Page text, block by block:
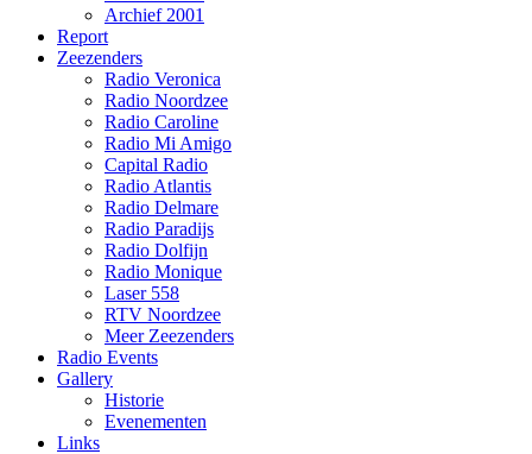
Archief 2001
Report
Zeezenders
Radio Veronica
Radio Noordzee
Radio Caroline
Radio Mi Amigo
Capital Radio
Radio Atlantis
Radio Delmare
Radio Paradijs
Radio Dolfijn
Radio Monique
Laser 558
RTV Noordzee
Meer Zeezenders
Radio Events
Gallery
Historie
Evenementen
Links